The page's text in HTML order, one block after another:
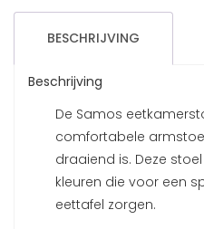
BESCHRIJVING
Beschrijving
De Samos
comfortabele
draaiend is. Deze
kleuren die voor een
eettafel zorgen.